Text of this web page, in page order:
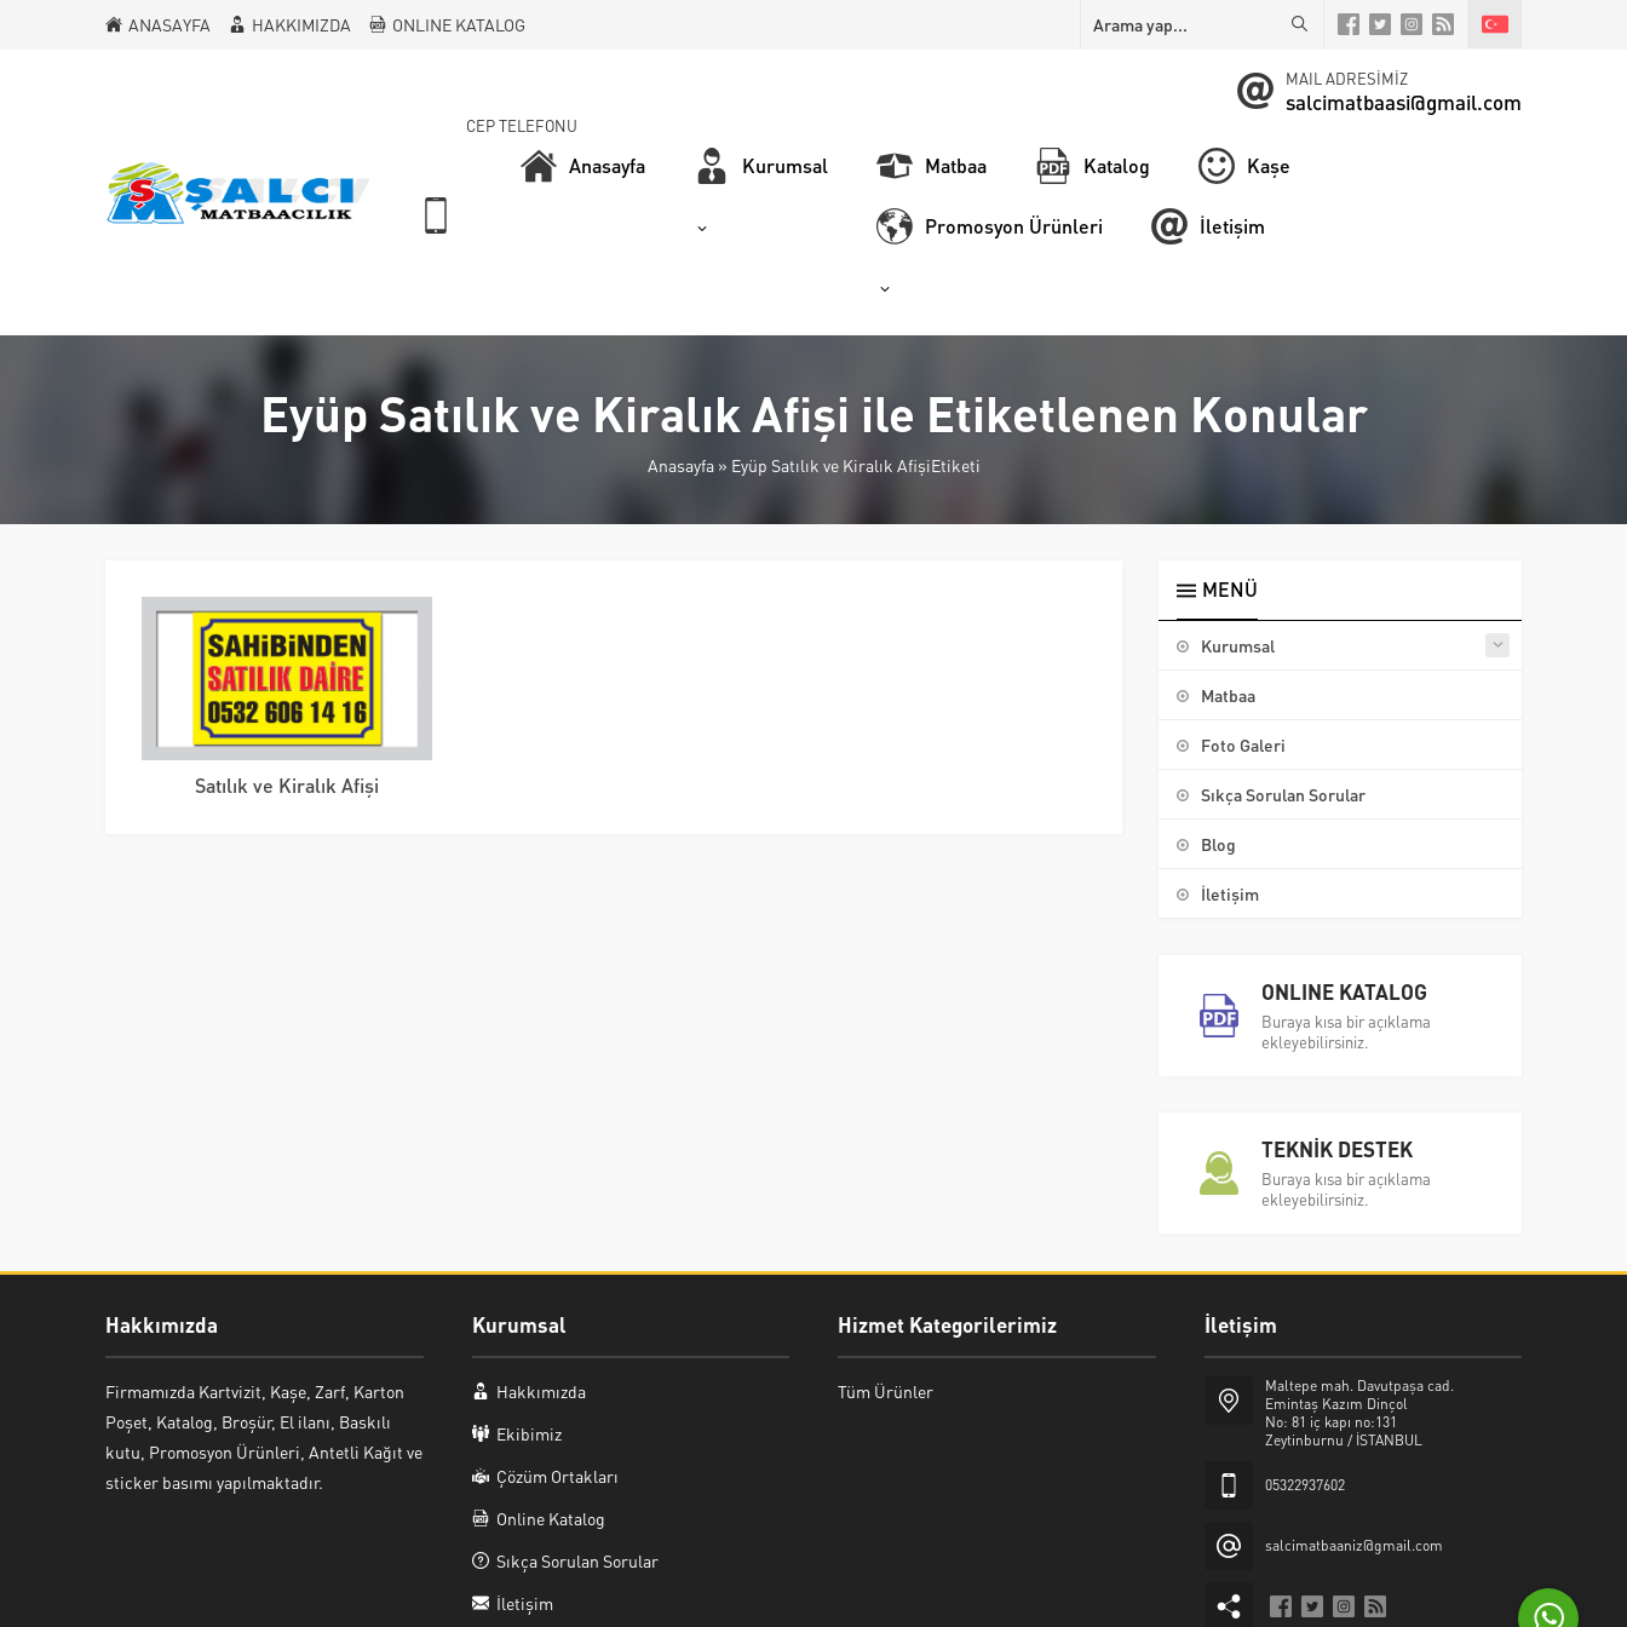
ANASAYFA HAKKIMIZDA ONLINE KATALOG
MAIL ADRESİMİZ
salcimatbaasi@gmail.com
CEP TELEFONU
Anasayfa Kurumsal Matbaa Katalog Kaşe
Promosyon Ürünleri İletişim
Eyüp Satılık ve Kiralık Afişi ile Etiketlenen Konular
Anasayfa» Eyüp Satılık ve Kiralık AfişiEtiketi
Satılık ve Kiralık Afişi
MENÜ
Kurumsal
Matbaa
Foto Galeri
Sıkça Sorulan Sorular
Blog
İletişim
ONLINE KATALOG
Buraya kısa bir açıklama
ekleyebilirsiniz.
TEKNİK DESTEK
Buraya kısa bir açıklama
ekleyebilirsiniz.
Hakkımızda
Firmamızda Kartvizit, Kaşe, Zarf, Karton
Poşet, Katalog, Broşür, El ilanı, Baskılı
kutu, Promosyon Ürünleri, Antetli Kağıt ve
sticker basımı yapılmaktadır.
Kurumsal
Hakkımızda
Ekibimiz
Çözüm Ortakları
Online Katalog
Sıkça Sorulan Sorular
İletişim
Hizmet Kategorilerimiz
Tüm Ürünler
İletişim
Maltepe mah. Davutpaşa cad.
Emintaş Kazım Dinçol
No: 81 iç kapı no:131
Zeytinburnu / İSTANBUL
05322937602
salcimatbaaniz@gmail.com